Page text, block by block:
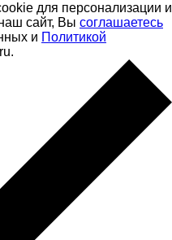
для персонализации и
сайт, Вы соглашаетесь
и Политикой